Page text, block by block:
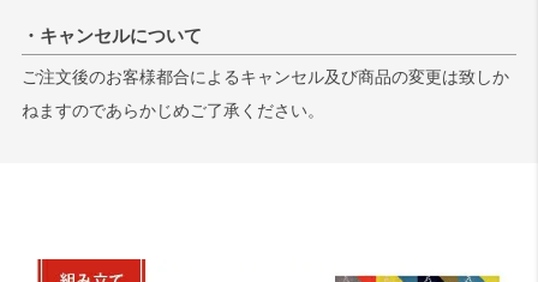
・キャンセルについて
ご注文後のお客様都合によるキャンセル及び商品の変更は致しか
ねますのであらかじめご了承ください。